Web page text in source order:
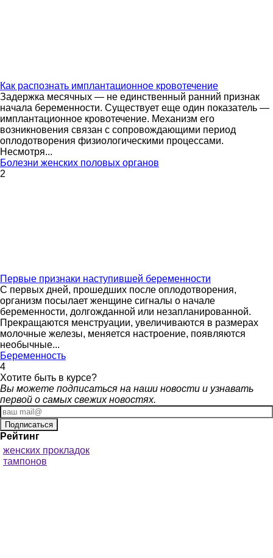
Как распознать имплантационное кровотечение
Задержка месячных — не единственный ранний признак
начала беременности. Существует еще один показатель —
имплантационное кровотечение. Механизм его
возникновения связан с сопровождающими период
оплодотворения физиологическими процессами.
Несмотря...
Болезни женских половых органов
2
Первые признаки наступившей беременности
С первых дней, прошедших после оплодотворения,
организм посылает женщине сигналы о начале
беременности, долгожданной или незапланированной.
Прекращаются менструации, увеличиваются в размерах
молочные железы, меняется настроение, появляются
необычные...
Беременность
4
Хотите быть в курсе?
Вы можете подписаться на наши новости и узнавать
первой о самых свежих новостях.
Рейтинг
женских прокладок
тампонов